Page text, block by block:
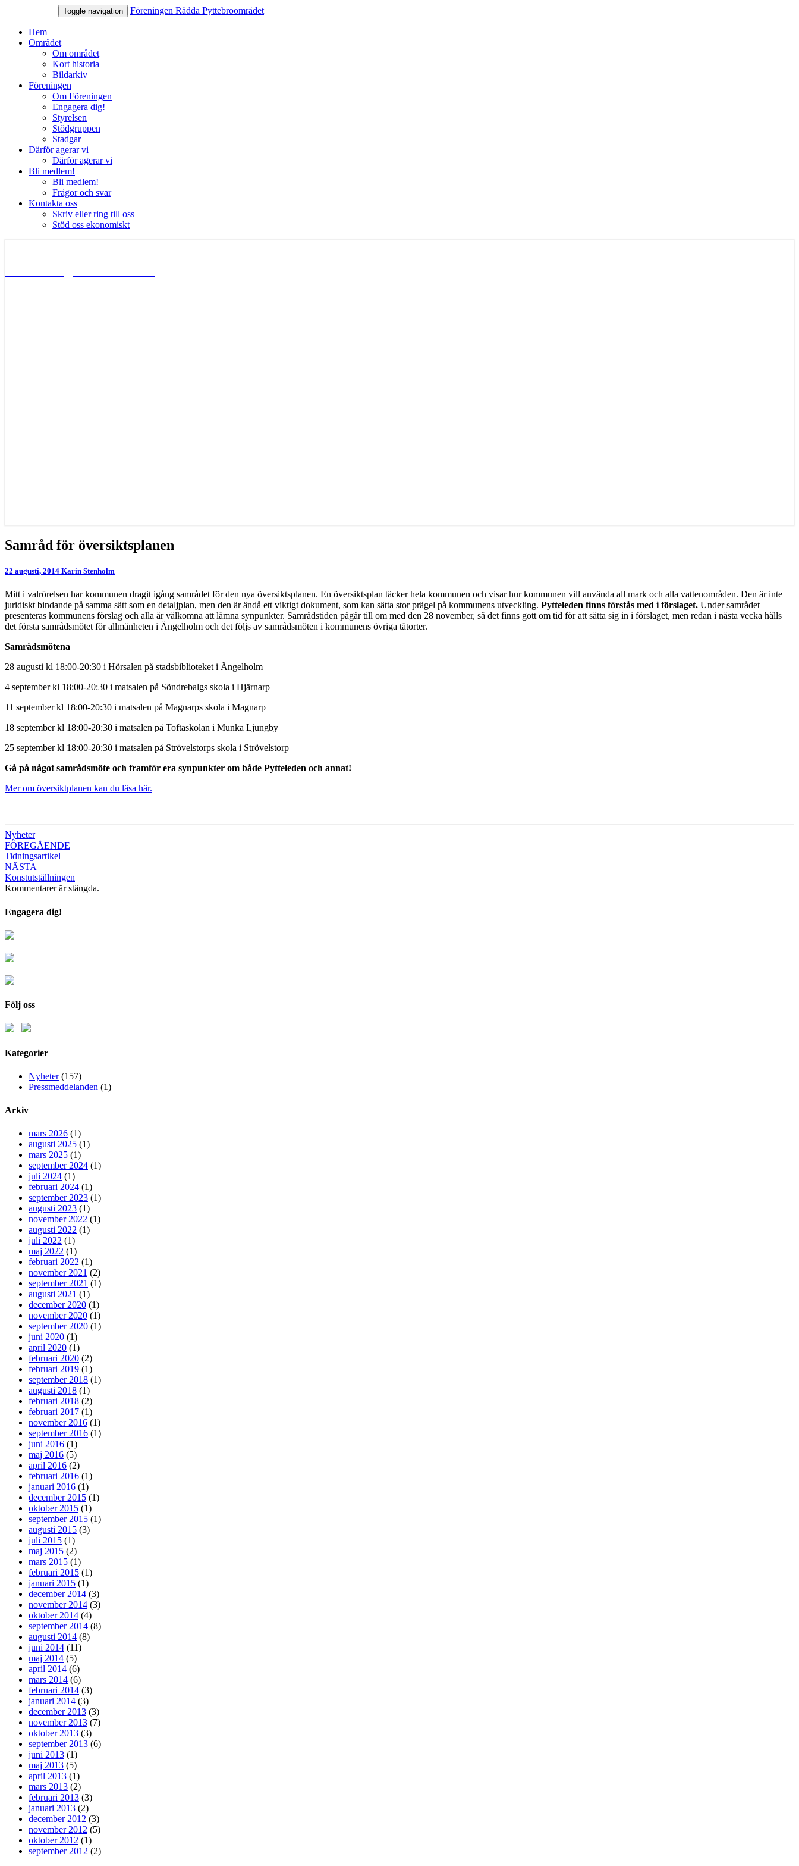
Toggle navigation Föreningen Rädda Pyttebroområdet
Hem
Området
Om området
Kort historia
Bildarkiv
Föreningen
Om Föreningen
Engagera dig!
Styrelsen
Stödgruppen
Stadgar
Därför agerar vi
Därför agerar vi
Bli medlem!
Bli medlem!
Frågor och svar
Kontakta oss
Skriv eller ring till oss
Stöd oss ekonomiskt
Samråd
för
Samråd för översiktsplanen
22 augusti, 2014 Karin Stenholm
Mitt i valrörelsen har kommunen dragit igång samrådet för den nya översiktsplanen. En översiktsplan täcker hela kommunen och visar hur kommunen vill använda all mark och alla vattenområden. Den är inte
juridiskt bindande på samma sätt som en detaljplan, men den är ändå ett viktigt dokument, som kan sätta stor prägel på kommunens utveckling. Pytteleden finns förstås med i förslaget. Under samrådet
presenteras kommunens förslag och alla är välkomna att lämna synpunkter. Samrådstiden pågår till om med den 28 november, så det finns gott om tid för att sätta sig in i förslaget, men redan i nästa vecka hålls
det första samrådsmötet för allmänheten i Ängelholm och det följs av samrådsmöten i kommunens övriga tätorter.
Samrådsmötena
28 augusti kl 18:00-20:30 i Hörsalen på stadsbiblioteket i Ängelholm
4 september kl 18:00-20:30 i matsalen på Söndrebalgs skola i Hjärnarp
11 september kl 18:00-20:30 i matsalen på Magnarps skola i Magnarp
18 september kl 18:00-20:30 i matsalen på Toftaskolan i Munka Ljungby
25 september kl 18:00-20:30 i matsalen på Strövelstorps skola i Strövelstorp
Gå på något samrådsmöte och framför era synpunkter om både Pytteleden och annat!
Mer om översiktplanen kan du läsa här.
Nyheter
Inläggsnavigering
FÖREGÅENDE
Tidningsartikel
NÄSTA
Konstutställningen
Kommentarer är stängda.
Engagera dig!
Följ oss
Kategorier
Nyheter(157)
Pressmeddelanden (1)
Arkiv
mars 2026 (1)
augusti 2025 (1)
mars 2025 (1)
september 2024 (1)
juli 2024 (1)
februari 2024 (1)
september 2023 (1)
augusti 2023 (1)
november 2022 (1)
augusti 2022 (1)
juli 2022 (1)
maj 2022 (1)
februari 2022 (1)
november 2021 (2)
september 2021 (1)
augusti 2021 (1)
december 2020 (1)
november 2020 (1)
september 2020 (1)
juni 2020 (1)
april 2020 (1)
februari 2020 (2)
februari 2019 (1)
september 2018 (1)
augusti 2018 (1)
februari 2018 (2)
februari 2017 (1)
november 2016 (1)
september 2016 (1)
juni 2016 (1)
maj 2016 (5)
april 2016 (2)
februari 2016 (1)
januari 2016 (1)
december 2015 (1)
oktober 2015 (1)
september 2015 (1)
augusti 2015 (3)
juli 2015 (1)
maj 2015 (2)
mars 2015 (1)
februari 2015 (1)
januari 2015 (1)
december 2014 (3)
november 2014 (3)
oktober 2014 (4)
september 2014 (8)
augusti 2014 (8)
juni 2014 (11)
maj 2014 (5)
april 2014 (6)
mars 2014 (6)
februari 2014 (3)
januari 2014 (3)
december 2013 (3)
november 2013 (7)
oktober 2013 (3)
september 2013 (6)
juni 2013 (1)
maj 2013 (5)
april 2013 (1)
mars 2013 (2)
februari 2013 (3)
januari 2013 (2)
december 2012 (3)
november 2012 (5)
oktober 2012 (1)
september 2012 (2)